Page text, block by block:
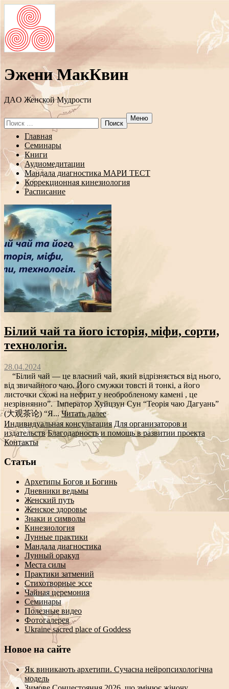
Эжени МакКвин
ДAO Женской Мудрости
Search
for:
Меню
Перейти
содержанию
Главная
Семинары
Книги
Аудиомедитации
Мандала диагностика МАРИ ТЕСТ
Коррекционная кинезиология
Расписание
Білий чай та його історія, міфи, сорти,
технологія.
28.04.2024
“Білий чай — це власний чай, який відрізняється від нього,
від звичайного чаю. Його смужки товсті й тонкі, а його
листочки схожі на нефрит у необробленому камені , це
незрівнянно”. Імператор Хуйцзун Сун “Теорія чаю Дагуань”
(大观茶论) “Я...Читать далее
Индивидуальная консультация Для организаторов и
издательств Благодарность и помощь в развитии проекта
Контакты
Статьи
Архетипы Богов и Богинь
Дневники ведьмы
Женский путь
Женское здоровье
Знаки и символы
Кинезиология
Лунные практики
Мандала диагностика
Лунный оракул
Места силы
Практики затмений
Стихотворные эссе
Чайная церемония
Семинары
Полезные видео
Фотогалерея
Ukraine sacred place of Goddess
Новое на сайте
Як виникають архетипи. Сучасна нейропсихологічна
модель